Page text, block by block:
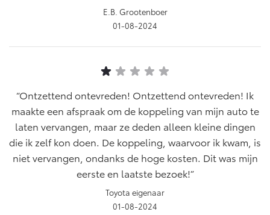
E.B. Grootenboer
01-08-2024
Ontzettend ontevreden! Ontzettend ontevreden! Ik
maakte een afspraak om de koppeling van mijn auto te
laten vervangen, maar ze deden alleen kleine dingen
die ik zelf kon doen. De koppeling, waarvoor ik kwam, is
niet vervangen, ondanks de hoge kosten. Dit was mijn
eerste en laatste bezoek!
Toyota eigenaar
01-08-2024